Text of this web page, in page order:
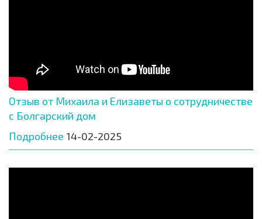
Отзыв от Михаила и Елизаветы о сотрудничестве
с Болгарский дом
Подробнее 14-02-2025